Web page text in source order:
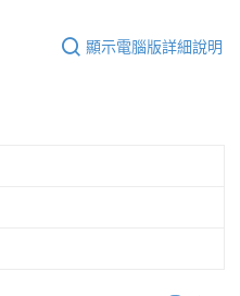
顯示電腦版詳細說明